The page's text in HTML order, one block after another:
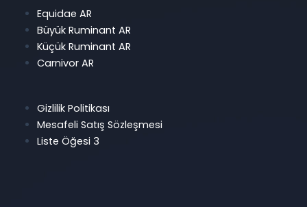
Equidae AR
Büyük Ruminant AR
Küçük Ruminant AR
Carnivor AR
Gizlilik Politikası
Mesafeli Satış Sözleşmesi
Liste Öğesi 3